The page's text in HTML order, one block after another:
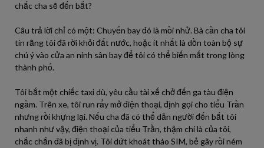
chắc cha sẽ đến bắt?
Câu trả lời chỉ có một: Chuyến bay đó là mồi nhử. Bà cần cha tôi
tin rằng tôi đã rời khỏi đất nước, hoặc ít nhất là dồn toàn bộ sự
chú ý vào cửa an ninh sân bay để tôi có thể biến mất trong lòng
thành phố.
Tôi bắt một chiếc taxi dù, yêu cầu tài xế chở đến ga tàu điện
ngầm. Trên xe, tôi run rẩy mở điện thoại, định gọi cho tiểu Trần
nhưng rồi khựng lại. Nếu cha đã có thể dẫn người đến bắt tôi
nhanh như vậy, điện thoại của tiểu Trần, thậm chí là của tôi,
chắc chắn đã bị định vị. Tôi dứt khoát tháo SIM, bẻ gãy rồi ném